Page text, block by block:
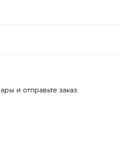
и отправьте заказ.